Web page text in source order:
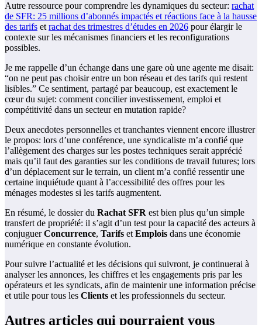
Autre ressource pour comprendre les dynamiques du secteur: rachat
de SFR: 25 millions d’abonnés impactés et réactions face à la hausse
des tarifs et rachat des trimestres d’études en 2026 pour élargir le
contexte sur les mécanismes financiers et les reconfigurations
possibles.
Je me rappelle d’un échange dans une gare où une agente me disait:
“on ne peut pas choisir entre un bon réseau et des tarifs qui restent
lisibles.” Ce sentiment, partagé par beaucoup, est exactement le
cœur du sujet: comment concilier investissement, emploi et
compétitivité dans un secteur en mutation rapide?
Deux anecdotes personnelles et tranchantes viennent encore illustrer
le propos: lors d’une conférence, une syndicaliste m’a confié que
l’allègement des charges sur les postes techniques serait apprécié
mais qu’il faut des garanties sur les conditions de travail futures; lors
d’un déplacement sur le terrain, un client m’a confié ressentir une
certaine inquiétude quant à l’accessibilité des offres pour les
ménages modestes si les tarifs augmentent.
En résumé, le dossier du Rachat SFR est bien plus qu’un simple
transfert de propriété: il s’agit d’un test pour la capacité des acteurs à
conjuguerConcurrence, Tarifs et Emplois dans une économie
numérique en constante évolution.
Pour suivre l’actualité et les décisions qui suivront, je continuerai à
analyser les annonces, les chiffres et les engagements pris par les
opérateurs et les syndicats, afin de maintenir une information précise
et utile pour tous les Clients et les professionnels du secteur.
Autres articles qui pourraient vous